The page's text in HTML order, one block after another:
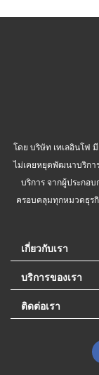
โดย บริษัท เทเลอินโฟ
ไม่เคยหยุดพัฒนาบริกา
บริการ จากผู้ประกอ
ครอบคลุมทุกหมวดธุร
เกี่ยวกับเรา
บริการของเรา
ติดต่อเรา